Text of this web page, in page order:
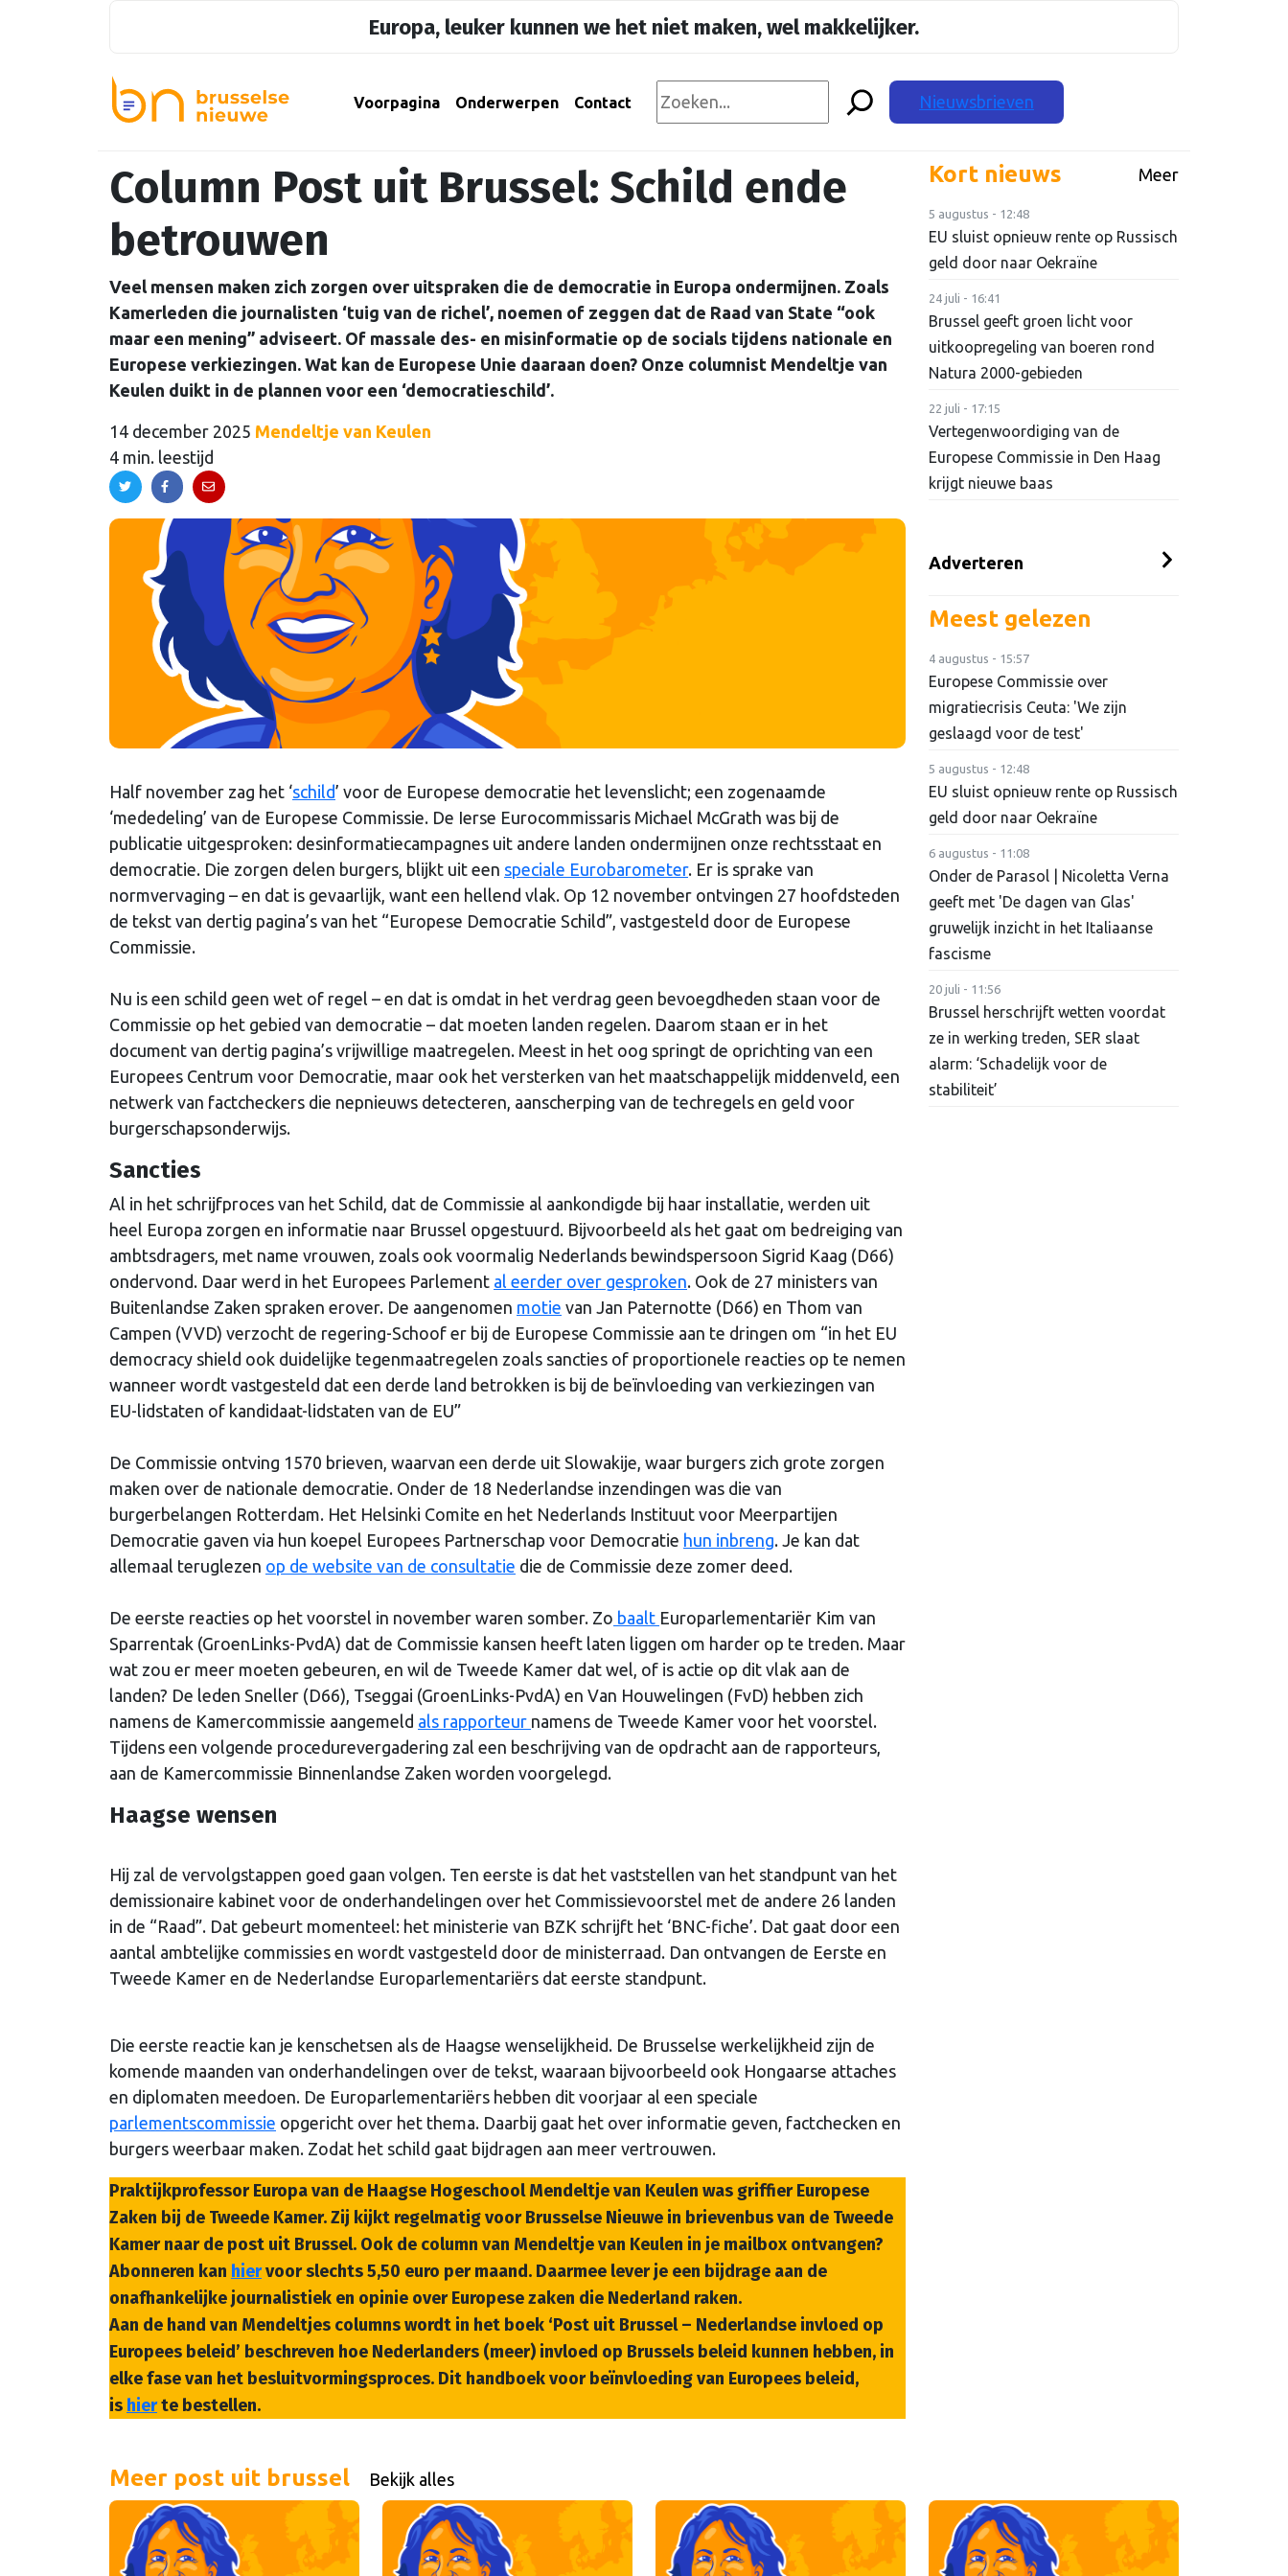
Europa, leuker kunnen we het niet maken, wel makkelijker.
Voorpagina Onderwerpen Contact Nieuwsbrieven
Column Post uit Brussel: Schild ende
betrouwen
Veel mensen maken zich zorgen over uitspraken die de democratie in Europa ondermijnen. Zoals
Kamerleden die journalisten ‘tuig van de richel’, noemen of zeggen dat de Raad van State “ook
maar een mening” adviseert. Of massale des- en misinformatie op de socials tijdens nationale en
Europese verkiezingen. Wat kan de Europese Unie daaraan doen? Onze columnist Mendeltje van
Keulen duikt in de plannen voor een ‘democratieschild’.
14 december 2025 Mendeltje van Keulen
4 min. leestijd
Half november zag het ‘schild’ voor de Europese democratie het levenslicht; een zogenaamde
‘mededeling’ van de Europese Commissie. De Ierse Eurocommissaris Michael McGrath was bij de
publicatie uitgesproken: desinformatiecampagnes uit andere landen ondermijnen onze rechtsstaat en
democratie. Die zorgen delen burgers, blijkt uit een speciale Eurobarometer. Er is sprake van
normvervaging – en dat is gevaarlijk, want een hellend vlak. Op 12 november ontvingen 27 hoofdsteden
de tekst van dertig pagina’s van het “Europese Democratie Schild”, vastgesteld door de Europese
Commissie.
Nu is een schild geen wet of regel – en dat is omdat in het verdrag geen bevoegdheden staan voor de
Commissie op het gebied van democratie – dat moeten landen regelen. Daarom staan er in het
document van dertig pagina’s vrijwillige maatregelen. Meest in het oog springt de oprichting van een
Europees Centrum voor Democratie, maar ook het versterken van het maatschappelijk middenveld, een
netwerk van factcheckers die nepnieuws detecteren, aanscherping van de techregels en geld voor
burgerschapsonderwijs.
Sancties
Al in het schrijfproces van het Schild, dat de Commissie al aankondigde bij haar installatie, werden uit
heel Europa zorgen en informatie naar Brussel opgestuurd. Bijvoorbeeld als het gaat om bedreiging van
ambtsdragers, met name vrouwen, zoals ook voormalig Nederlands bewindspersoon Sigrid Kaag (D66)
ondervond. Daar werd in het Europees Parlement al eerder over gesproken. Ook de 27 ministers van
Buitenlandse Zaken spraken erover. De aangenomen motie van Jan Paternotte (D66) en Thom van
Campen (VVD) verzocht de regering-Schoof er bij de Europese Commissie aan te dringen om “in het EU
democracy shield ook duidelijke tegenmaatregelen zoals sancties of proportionele reacties op te nemen
wanneer wordt vastgesteld dat een derde land betrokken is bij de beïnvloeding van verkiezingen van
EU-lidstaten of kandidaat-lidstaten van de EU”
De Commissie ontving 1570 brieven, waarvan een derde uit Slowakije, waar burgers zich grote zorgen
maken over de nationale democratie. Onder de 18 Nederlandse inzendingen was die van
burgerbelangen Rotterdam. Het Helsinki Comite en het Nederlands Instituut voor Meerpartijen
Democratie gaven via hun koepel Europees Partnerschap voor Democratie hun inbreng. Je kan dat
allemaal teruglezen op de website van de consultatie die de Commissie deze zomer deed.
De eerste reacties op het voorstel in november waren somber. Zo baalt Europarlementariër Kim van
Sparrentak (GroenLinks-PvdA) dat de Commissie kansen heeft laten liggen om harder op te treden. Maar
wat zou er meer moeten gebeuren, en wil de Tweede Kamer dat wel, of is actie op dit vlak aan de
landen? De leden Sneller (D66), Tseggai (GroenLinks-PvdA) en Van Houwelingen (FvD) hebben zich
namens de Kamercommissie aangemeld als rapporteur namens de Tweede Kamer voor het voorstel.
Tijdens een volgende procedurevergadering zal een beschrijving van de opdracht aan de rapporteurs,
aan de Kamercommissie Binnenlandse Zaken worden voorgelegd.
Haagse wensen
Hij zal de vervolgstappen goed gaan volgen. Ten eerste is dat het vaststellen van het standpunt van het
demissionaire kabinet voor de onderhandelingen over het Commissievoorstel met de andere 26 landen
in de “Raad”. Dat gebeurt momenteel: het ministerie van BZK schrijft het ‘BNC-fiche’. Dat gaat door een
aantal ambtelijke commissies en wordt vastgesteld door de ministerraad. Dan ontvangen de Eerste en
Tweede Kamer en de Nederlandse Europarlementariërs dat eerste standpunt.
Die eerste reactie kan je kenschetsen als de Haagse wenselijkheid. De Brusselse werkelijkheid zijn de
komende maanden van onderhandelingen over de tekst, waaraan bijvoorbeeld ook Hongaarse attaches
en diplomaten meedoen. De Europarlementariërs hebben dit voorjaar al een speciale
parlementscommissie opgericht over het thema. Daarbij gaat het over informatie geven, factchecken en
burgers weerbaar maken. Zodat het schild gaat bijdragen aan meer vertrouwen.
Praktijkprofessor Europa van de Haagse Hogeschool Mendeltje van Keulen was griffier Europese
Zaken bij de Tweede Kamer. Zij kijkt regelmatig voor Brusselse Nieuwe in brievenbus van de Tweede
Kamer naar de post uit Brussel. Ook de column van Mendeltje van Keulen in je mailbox ontvangen?
Abonneren kan hiervoor slechts 5,50 euro per maand. Daarmee lever je een bijdrage aan de
onafhankelijke journalistiek en opinie over Europese zaken die Nederland raken.
Aan de hand van Mendeltjes columns wordt in het boek ‘Post uit Brussel – Nederlandse invloed op
Europees beleid’ beschreven hoe Nederlanders (meer) invloed op Brussels beleid kunnen hebben, in
elke fase van het besluitvormingsproces. Dit handboek voor beïnvloeding van Europees beleid,
is hierte bestellen.
Kort nieuws Meer
5 augustus - 12:48
EU sluist opnieuw rente op Russisch
geld door naar Oekraïne
24 juli - 16:41
Brussel geeft groen licht voor
uitkoopregeling van boeren rond
Natura 2000-gebieden
22 juli - 17:15
Vertegenwoordiging van de
Europese Commissie in Den Haag
krijgt nieuwe baas
Adverteren
Meest gelezen
4 augustus - 15:57
Europese Commissie over
migratiecrisis Ceuta: 'We zijn
geslaagd voor de test'
5 augustus - 12:48
EU sluist opnieuw rente op Russisch
geld door naar Oekraïne
6 augustus - 11:08
Onder de Parasol | Nicoletta Verna
geeft met 'De dagen van Glas'
gruwelijk inzicht in het Italiaanse
fascisme
20 juli - 11:56
Brussel herschrijft wetten voordat
ze in werking treden, SER slaat
alarm: ‘Schadelijk voor de
stabiliteit’
Meer post uit brussel Bekijk alles